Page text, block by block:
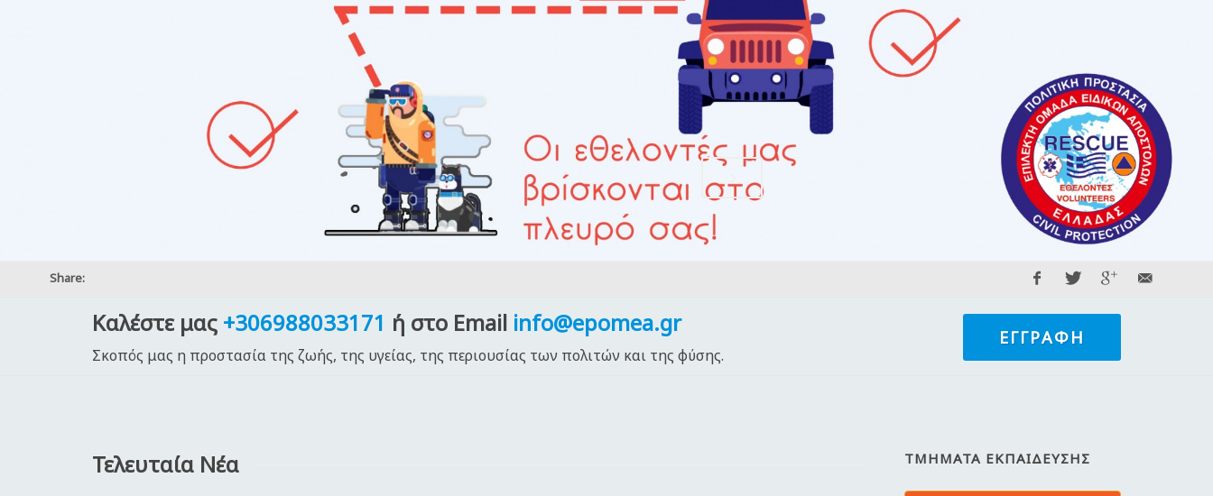
Share:
Καλέστε μας +306988033171 ή στο Email info@epomea.gr
Σκοπός μας η προστασία της ζωής, της υγείας, της περιουσίας των πολιτών και της φύσης.
ΕΓΓΡΑΦΉ
Τελευταία Νέα ΤΜΉΜΑΤΑ ΕΚΠΑΊΔΕΥΣΗΣ